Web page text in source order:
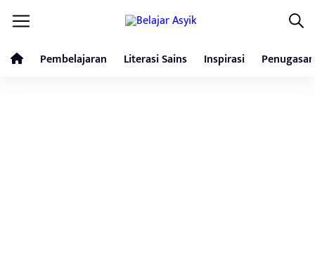
Pembelajaran Literasi Sains Inspirasi Penugasan